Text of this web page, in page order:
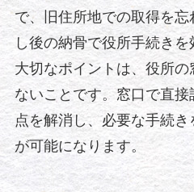
で、旧住所地での取得を
し後の納骨で役所手続き
大切なポイントは、役所の
ないことです。窓口で直
点を解消し、必要な手続
が可能になります。